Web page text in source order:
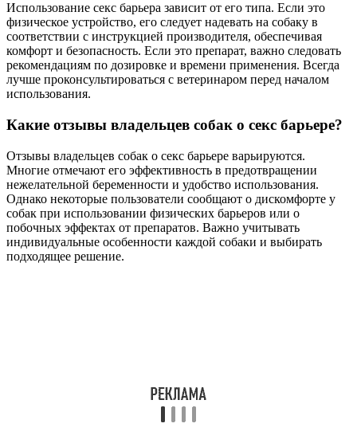
Использование секс барьера зависит от его типа. Если это
физическое устройство, его следует надевать на собаку в
соответствии с инструкцией производителя, обеспечивая
комфорт и безопасность. Если это препарат, важно следовать
рекомендациям по дозировке и времени применения. Всегда
лучше проконсультироваться с ветеринаром перед началом
использования.
Какие отзывы владельцев собак о секс барьере?
Отзывы владельцев собак о секс барьере варьируются.
Многие отмечают его эффективность в предотвращении
нежелательной беременности и удобство использования.
Однако некоторые пользователи сообщают о дискомфорте у
собак при использовании физических барьеров или о
побочных эффектах от препаратов. Важно учитывать
индивидуальные особенности каждой собаки и выбирать
подходящее решение.